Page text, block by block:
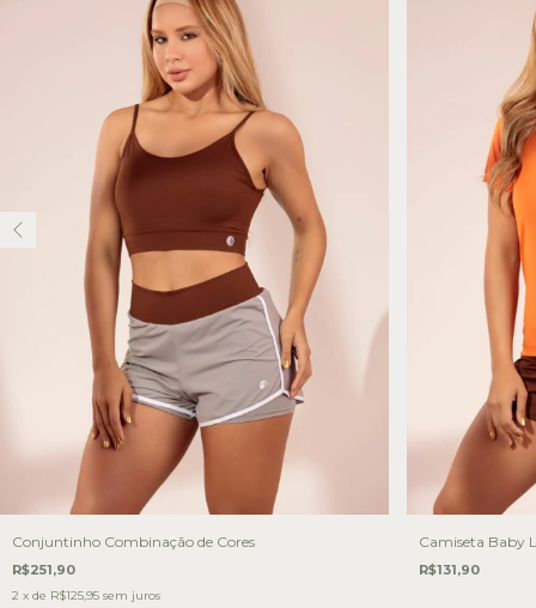
Conjuntinho Combinação de Cores
R$251,90
2 x de R$125,95 sem juros
Camiseta Baby
R$131,90